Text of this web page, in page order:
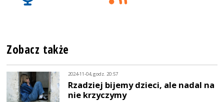
Zobacz także
2024-11-04, godz. 20:57
Rzadziej bijemy dzieci, ale nadal na
nie krzyczymy